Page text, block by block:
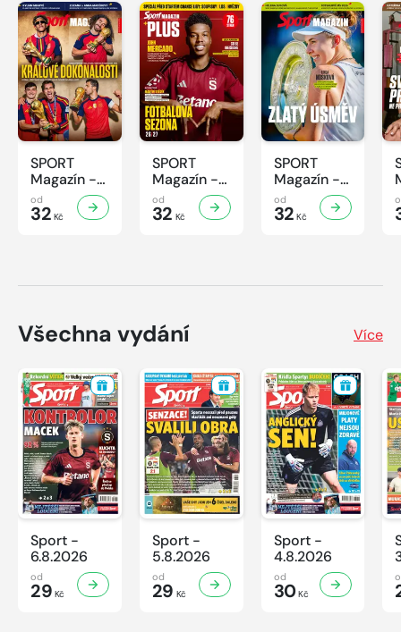
SPORT
Magazín -
31/2026
od
32 Kč
SPORT
Magazín -
30/2026
od
32 Kč
SPORT
Magazín -
29/2026
od
32 Kč
Všechna vydání Více
Sport -
6.8.2026
od
29 Kč
Sport -
5.8.2026
od
29 Kč
Sport -
4.8.2026
od
30Kč